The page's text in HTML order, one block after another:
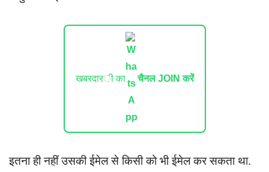
खबरदारी का चैनल JOIN करें
इतना ही नहीं उसकी ईमेल से किसी को भी ईमेल कर सकता था.